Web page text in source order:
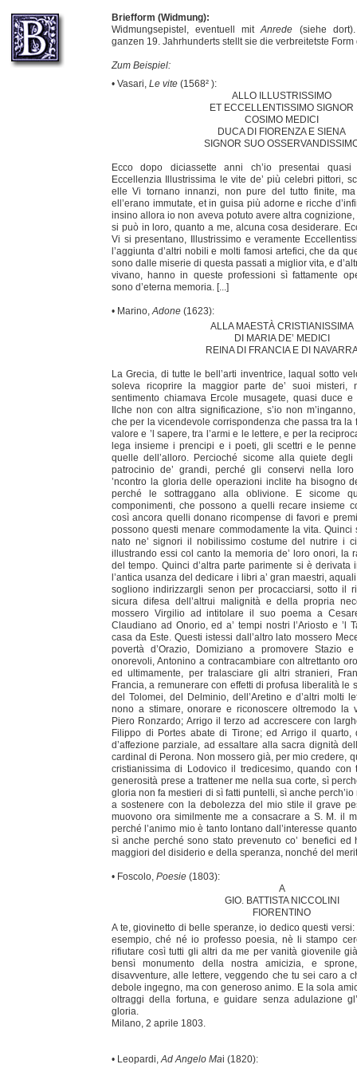
Briefform (Widmung):
Widmungsepistel, eventuell mitAnrede (siehe
ganzen 19. Jahrhunderts stellt sie die verbreitetste Form
Zum Beispiel:
• Vasari, Le vite (1568² ):
ALLO ILLUSTRISSIMO
ET ECCELLENTISSIMO SIGNOR
COSIMO MEDICI
DUCA DI FIORENZA E SIENA
SIGNOR SUO
Ecco dopo diciassette anni ch’io presentai
Eccellenzia Illustrissima le vite de’ più celebri pittori,
elle Vi tornano innanzi, non pure del tutto finite,
ell’erano immutate, et in guisa più adorne e ricche
insino allora io non aveva potuto avere altra
si può in loro, quanto a me, alcuna cosa desiderare.
Vi si presentano, Illustrissimo e veramente
l’aggiunta d’altri nobili e molti famosi artefici, che da
sono dalle miserie di questa passati a miglior vita, e
vivano, hanno in queste professioni sì fattamente
sono d’eterna memoria. [...]
• Marino,Adone (1623):
ALLA MAESTÀ CRISTIANISSIMA
DI MARIA DE’ MEDICI
REINA DI FRANCIA E DI
La Grecia, di tutte le bell’arti inventrice, laqual sotto
soleva ricoprire la maggior parte de’ suoi misteri,
sentimento chiamava Ercole musagete, quasi duce
Ilche non con altra significazione, s’io non
che per la vicendevole corrispondenza che passa tra la
valore e ’l sapere, tra l’armi e le lettere, e per la
lega insieme i prencipi e i poeti, gli scettri e le
quelle dell’alloro. Percioché sicome alla quiete
patrocinio de’ grandi, perché gli conservi nella
’ncontro la gloria delle operazioni inclite ha bisogno
perché le sottraggano alla oblivione. E sicome
componimenti, che possono a quelli recare insieme
così ancora quelli donano ricompense di favori e
possono questi menare commodamente la vita.
nato ne’ signori il nobilissimo costume del nutrire i
illustrando essi col canto la memoria de’ loro onori, la
del tempo. Quinci d’altra parte parimente si è derivata
l’antica usanza del dedicare i libri a’ gran maestri,
sogliono indirizzargli senon per procacciarsi, sotto il
sicura difesa dell’altrui malignità e della propria
mossero Virgilio ad intitolare il suo poema a
Claudiano ad Onorio, ed a’ tempi nostri l’Ariosto e ’l
casa da Este. Questi istessi dall’altro lato mossero
povertà d’Orazio, Domiziano a promovere Stazio
onorevoli, Antonino a contracambiare con altrettanto
ed ultimamente, per tralasciare gli altri stranieri,
Francia, a remunerare con effetti di profusa liberalità le
del Tolomei, del Delminio, dell’Aretino e d’altri molti
nono a stimare, onorare e riconoscere oltremodo la
Piero Ronzardo; Arrigo il terzo ad accrescere con
Filippo di Portes abate di Tirone; ed Arrigo il quarto,
d’affezione parziale, ad essaltare alla sacra dignità
cardinal di Perona. Non mossero già, per mio credere,
cristianissima di Lodovico il tredicesimo, quando con
generosità prese a trattener me nella sua corte, sì
gloria non fa mestieri di sì fatti puntelli, sì anche
a sostenere con la debolezza del mio stile il grave
muovono ora similmente me a consacrare a S. M. il
perché l’animo mio è tanto lontano dall’interesse
sì anche perché sono stato prevenuto co’ benefici ed
maggiori del disiderio e della speranza, nonché del
• Foscolo, Poesie (1803):
A
GIO. BATTISTA NICCOLINI
FIORENTINO
A te, giovinetto di belle speranze, io dedico questi
esempio, ché né io professo poesia, nè li stampo
rifiutare così tutti gli altri da me per vanità giovenile
bensì monumento della nostra amicizia, e
disavventure, alle lettere, veggendo che tu sei caro a
debole ingegno, ma con generoso animo. E la sola
oltraggi della fortuna, e guidare senza adulazione
gloria.
Milano, 2 aprile 1803.
• Leopardi,Ad Angelo Mai (1820):